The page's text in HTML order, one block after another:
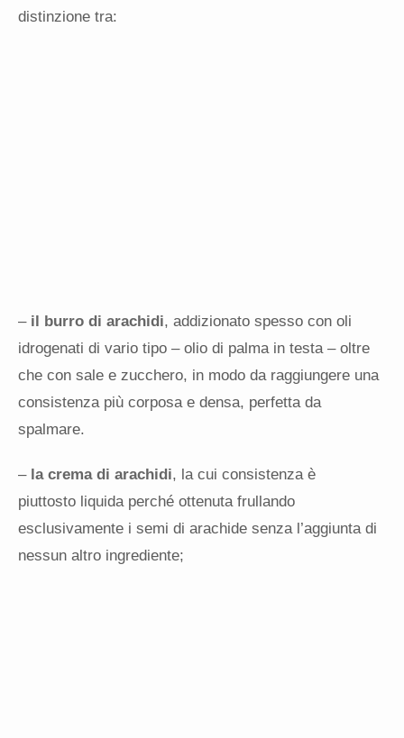
distinzione tra:
– il burro di arachidi, addizionato spesso con oli
idrogenati di vario tipo – olio di palma in testa – oltre
che con sale e zucchero, in modo da raggiungere una
consistenza più corposa e densa, perfetta da
spalmare.
– la crema di arachidi, la cui consistenza è
piuttosto liquida perché ottenuta frullando
esclusivamente i semi di arachide senza l’aggiunta di
nessun altro ingrediente;